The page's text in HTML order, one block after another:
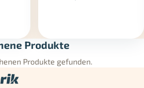
Produkte
Produkte gefunden.